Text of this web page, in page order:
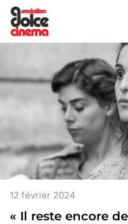
12 février 2024
« Il reste encore